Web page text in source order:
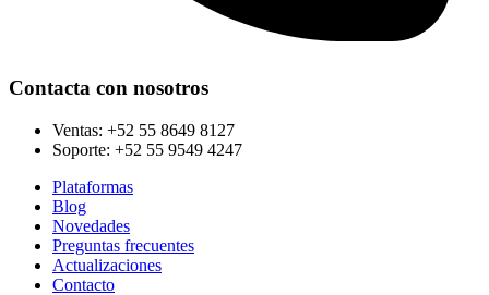
Contacta con nosotros
Ventas: +52 55 8649 8127
Soporte: +52 55 9549 4247
Plataformas
Blog
Novedades
Preguntas frecuentes
Actualizaciones
Contacto